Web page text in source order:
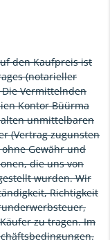
den Kaufpreis ist
(notarieller
Vermittelnden
Kontor Büürma
unmittelbaren
(Vertrag zugunsten
Gewähr und
die uns von
wurden. Wir
Richtigkeit
zu tragen. Im